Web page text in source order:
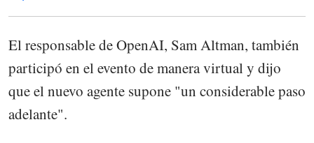
El responsable de OpenAI, Sam Altman, también
participó en el evento de manera virtual y dijo
que el nuevo agente supone "un considerable paso
adelante".